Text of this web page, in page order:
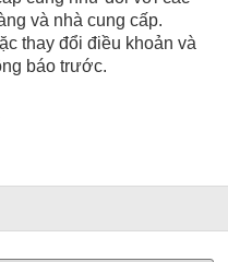
và nhà cung cấp.
thay đổi điều khoản và
báo trước.